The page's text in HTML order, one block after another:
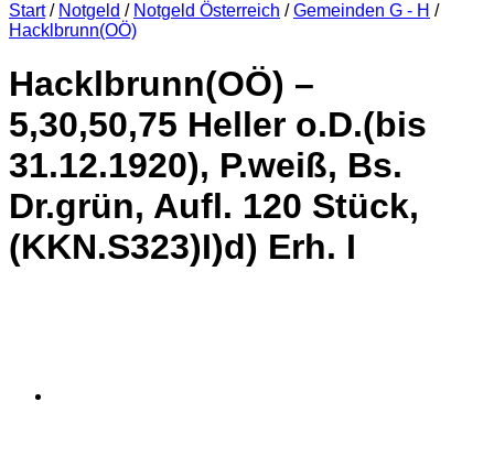
Start / Notgeld / Notgeld Österreich / Gemeinden G - H /
Hacklbrunn(OÖ)
Hacklbrunn(OÖ) –
5,30,50,75 Heller o.D.(bis
31.12.1920), P.weiß, Bs.
Dr.grün, Aufl. 120 Stück,
(KKN.S323)I)d) Erh. I